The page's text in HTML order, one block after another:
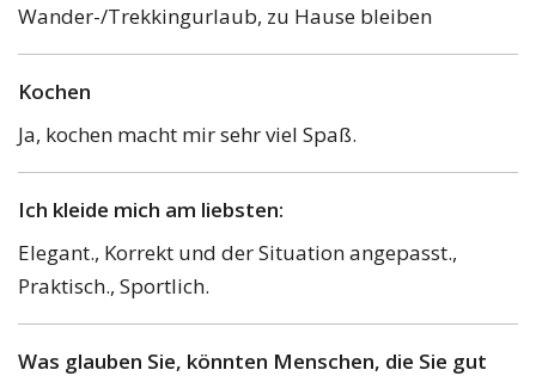
Wander-/Trekkingurlaub, zu Hause bleiben
Kochen
Ja, kochen macht mir sehr viel Spaß.
Ich kleide mich am liebsten:
Elegant., Korrekt und der Situation angepasst.,
Praktisch., Sportlich.
Was glauben Sie, könnten Menschen, die Sie gut